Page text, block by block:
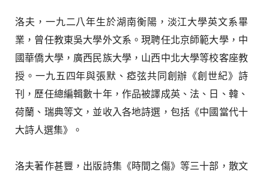
洛夫，一九二八年生於湖南衡陽，淡江大學英文系畢
業，曾任教東吳大學外文系。現聘任北京師範大學，中
國華僑大學，廣西民族大學，山西中北大學等校客座教
授。一九五四年與張默、瘂弦共同創辦《創世紀》詩
刊，歷任總編輯數十年，作品被譯成英、法、日、韓、
荷蘭、瑞典等文，並收入各地詩選，包括《中國當代十
大詩人選集》。
洛夫著作甚豐，出版詩集《時間之傷》等三十部，散文